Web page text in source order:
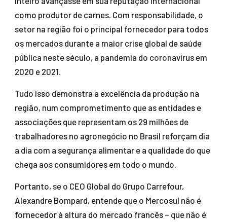
como produtor de carnes. Com responsabilidade, o
setor na região foi o principal fornecedor para todos
os mercados durante a maior crise global de saúde
pública neste século, a pandemia do coronavírus em
2020 e 2021.
Tudo isso demonstra a excelência da produção na
região, num comprometimento que as entidades e
associações que representam os 29 milhões de
trabalhadores no agronegócio no Brasil reforçam dia
a dia com a segurança alimentar e a qualidade do que
chega aos consumidores em todo o mundo.
Portanto, se o CEO Global do Grupo Carrefour,
Alexandre Bompard, entende que o Mercosul não é
fornecedor à altura do mercado francês – que não é